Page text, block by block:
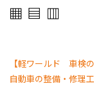
▦ ▤ ▥
【軽ワールド 車検
自動車の整備・修理